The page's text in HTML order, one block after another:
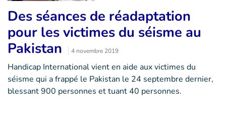
Des séances de réadaptation
pour les victimes du séisme au
Pakistan
4 novembre 2019
Handicap International vient en aide aux victimes du
séisme qui a frappé le Pakistan le 24 septembre dernier,
blessant 900 personnes et tuant 40 personnes.